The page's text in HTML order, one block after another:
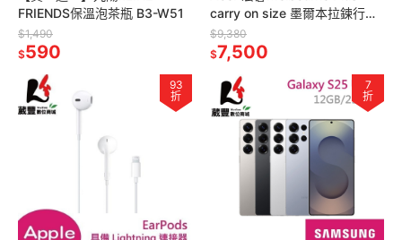
FRIENDS保溫泡茶瓶 B3-W51
$1,490
$590
carry on size 墨爾本拉鍊行李
箱 28吋
$9,380
$7,500
93
折
7
折